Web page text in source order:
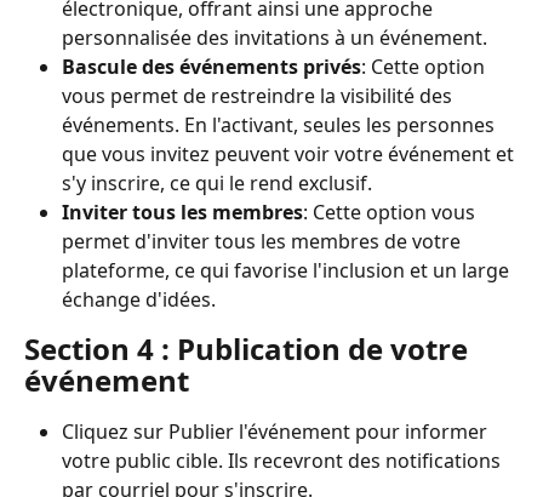
électronique, offrant ainsi une approche
personnalisée des invitations à un événement.
Bascule des événements privés: Cette option
vous permet de restreindre la visibilité des
événements. En l'activant, seules les personnes
que vous invitez peuvent voir votre événement et
s'y inscrire, ce qui le rend exclusif.
Inviter tous les membres: Cette option vous
permet d'inviter tous les membres de votre
plateforme, ce qui favorise l'inclusion et un large
échange d'idées.
Section 4 : Publication de votre
événement
Cliquez sur Publier l'événement pour informer
votre public cible. Ils recevront des notifications
par courriel pour s'inscrire.